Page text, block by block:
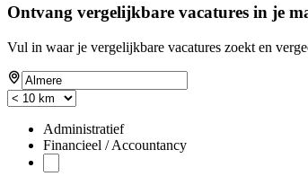
Ontvang vergelijkbare vacatures in je
Vul in waar je vergelijkbare vacatures zoekt en
Administratief
Financieel / Accountancy